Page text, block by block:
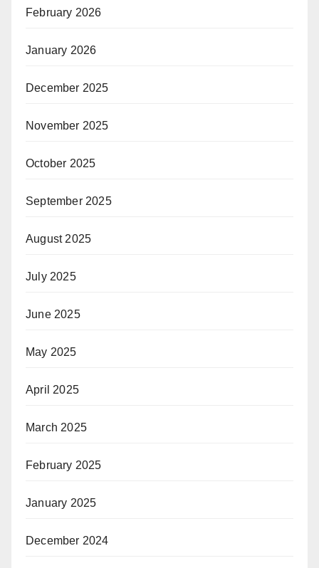
February 2026
January 2026
December 2025
November 2025
October 2025
September 2025
August 2025
July 2025
June 2025
May 2025
April 2025
March 2025
February 2025
January 2025
December 2024